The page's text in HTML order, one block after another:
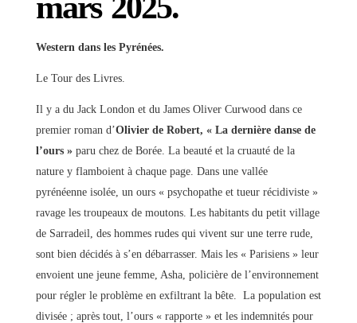
Western dans les Pyrénées.
Le Tour des Livres.
Il y a du Jack London et du James Oliver Curwood dans ce
premier roman d’Olivier de Robert, « La dernière danse de
l’ours »paru chez de Borée. La beauté et la cruauté de la
nature y flamboient à chaque page. Dans une vallée
pyrénéenne isolée, un ours « psychopathe et tueur récidiviste »
ravage les troupeaux de moutons. Les habitants du petit village
de Sarradeil, des hommes rudes qui vivent sur une terre rude,
sont bien décidés à s’en débarrasser. Mais les « Parisiens » leur
envoient une jeune femme, Asha, policière de l’environnement
pour régler le problème en exfiltrant la bête. La population est
divisée ; après tout, l’ours « rapporte » et les indemnités pour